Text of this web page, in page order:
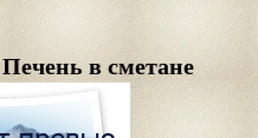
Печень в сметане